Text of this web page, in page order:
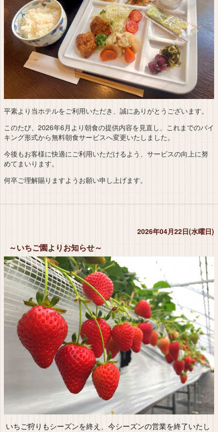
平素より当ホテルをご利用いただき、誠にありがとうございます。
このたび、2026年6月より朝食の提供内容を見直し、これまでのバイ
キング形式から無料朝食サービスへ変更いたしました。
今後もお客様に快適にご利用いただけるよう、サービスの向上に努
めてまいります。
何卒ご理解賜りますようお願い申し上げます。
2026年04月22日(水曜日)
～いちご園よりお知らせ～
いちご狩りもシーズンを終え、今シーズンの営業を終了いたし